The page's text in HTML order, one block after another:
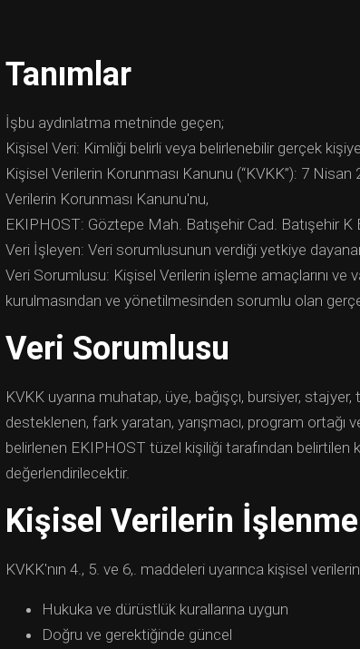
Tanımlar
İşbu aydınlatma metninde geçen;
Kişisel Veri: Kimliği belirli veya belirlenebilir gerçek
Kişisel Verilerin Korunması Kanunu (“KVKK”): 7
Verilerin Korunması Kanunu'nu,
EKIPHOST: Göztepe Mah. Batışehir Cad. Batışehir
Veri İşleyen: Veri sorumlusunun verdiği yetkiye
Veri Sorumlusu: Kişisel Verilerin işleme amaçlarını ve
kurulmasından ve yönetilmesinden sorumlu olan
Veri Sorumlusu
KVKK uyarına muhatap, üye, bağışçı, bursiyer,
desteklenen, fark yaratan, yarışmacı, program ortağı
belirlenen EKIPHOST tüzel kişiliği tarafından belirtilen
değerlendirilecektir.
Kişisel Verilerin İşlenme
KVKK'nın 4., 5. ve 6,. maddeleri uyarınca kişisel
Hukuka ve dürüstlük kurallarına uygun
Doğru ve gerektiğinde güncel